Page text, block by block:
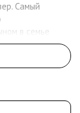
Самый
в семье
Генри,
плодовитый
своё время в
в 1851
пришелся
и